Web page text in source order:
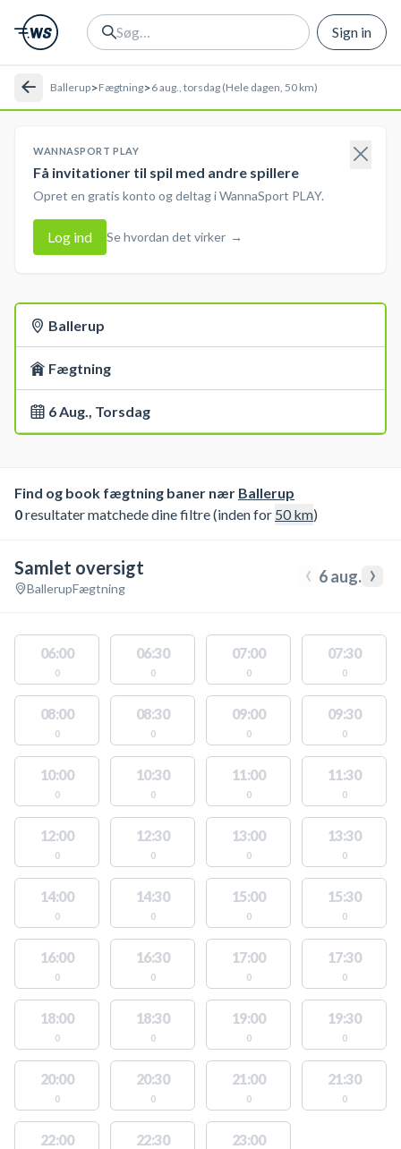
Sign in
Ballerup>Fægtning>6 aug., torsdag (Hele dagen, 50 km)
WANNASPORT PLAY
Få invitationer til spil med andre spillere
Opret en gratis konto og deltag i WannaSport PLAY.
Log ind Se hvordan det virker →
Ballerup
Fægtning
6 Aug., Torsdag
Find og book fægtning baner nær Ballerup
0resultater matchede dine filtre (inden for 50km)
Samlet oversigt
BallerupFægtning ‹ 6 aug. ›
06:00
0
06:30
0
07:00
0
07:30
0
08:00
0
08:30
0
09:00
0
09:30
0
10:00
0
10:30
0
11:00
0
11:30
0
12:00
0
12:30
0
13:00
0
13:30
0
14:00
0
14:30
0
15:00
0
15:30
0
16:00
0
16:30
0
17:00
0
17:30
0
18:00
0
18:30
0
19:00
0
19:30
0
20:00
0
20:30
0
21:00
0
21:30
0
22:00 22:30 23:00